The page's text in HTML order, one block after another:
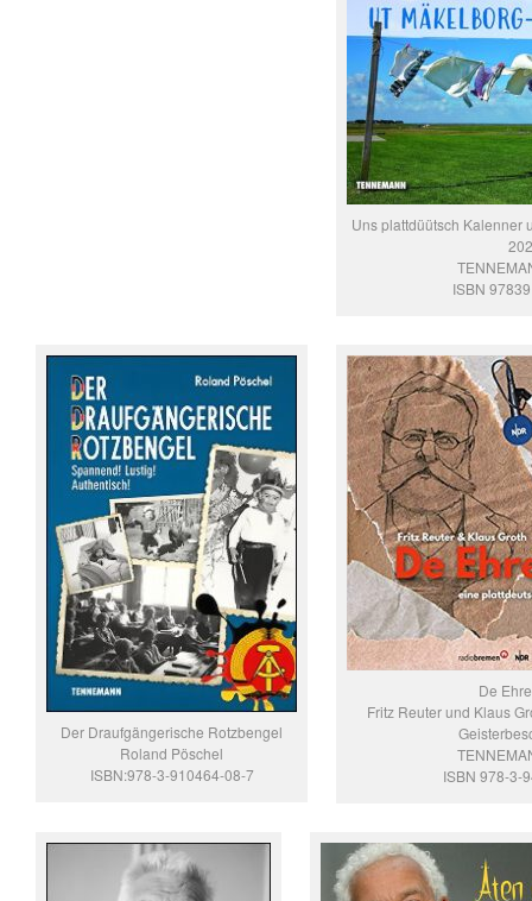
Uns plattdüütsch Kalenner
ISBN
Der Draufgängerische Rotzbengel
Roland Pöschel
ISBN:978-3-910464-08-7
De
Fritz Reuter und Klaus
ISBN 978-3-